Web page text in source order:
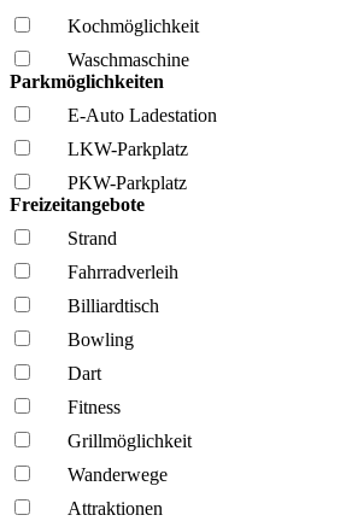
Kochmöglich­keit
Wasch­maschine
Parkmöglichkeiten
E-Auto Ladestation
LKW-Parkplatz
PKW-Parkplatz
Freizeitangebote
Strand
Fahrrad­verleih
Billiardtisch
Bowling
Dart
Fitness
Grillmöglich­keit
Wanderwege
Attraktionen